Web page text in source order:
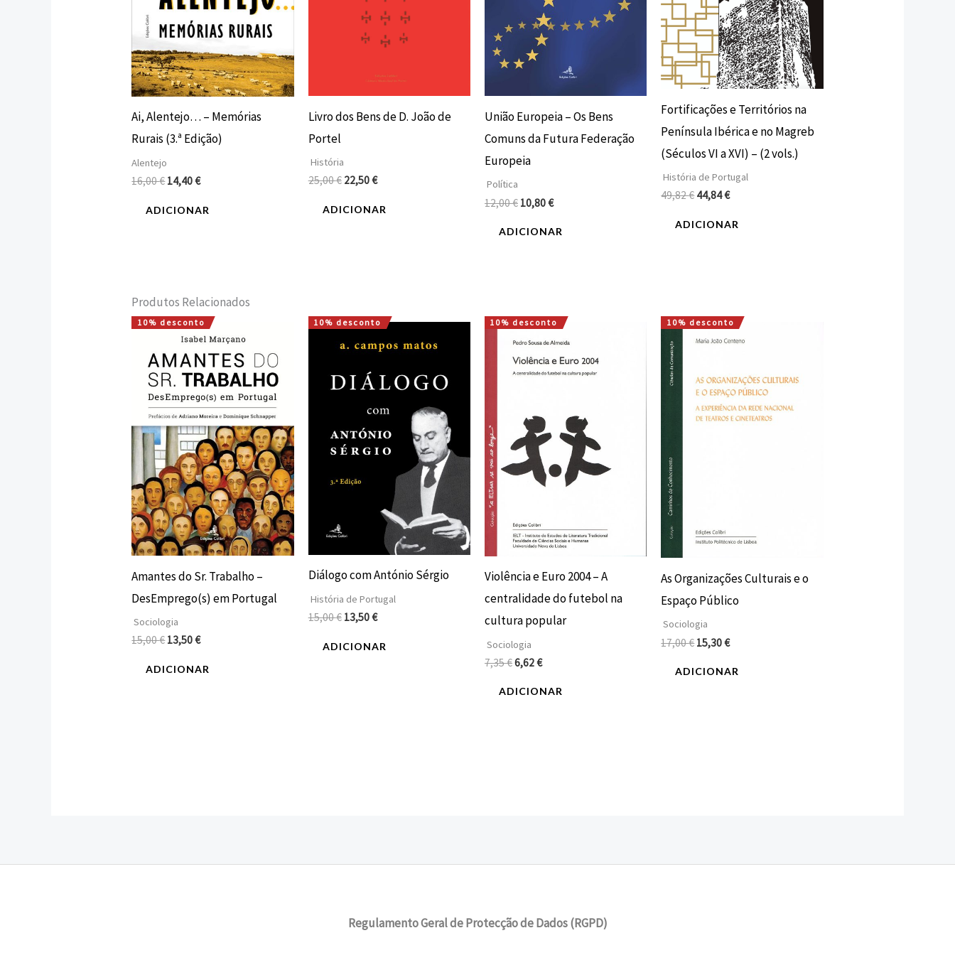
Ai, Alentejo… – Memórias
Rurais (3.ª Edição)
Alentejo
16,00€14,40€
ADICIONAR
Livro dos Bens de D. João de
Portel
História
25,00€ 22,50€
ADICIONAR
União Europeia – Os Bens
Comuns da Futura Federação
Europeia
Política
12,00€ 10,80€
ADICIONAR
Fortificações e Territórios na
Península Ibérica e no Magreb
(Séculos VI a XVI) – (2 vols.)
História de Portugal
49,82€44,84€
ADICIONAR
Produtos Relacionados
10% desconto
Amantes do Sr. Trabalho –
DesEmprego(s) em Portugal
Sociologia
15,00€
O
preço
original
era:
15,00 €.
13,50€
O
preço
atual
é:
13,50 €.
ADICIONAR
10% desconto
Diálogo com António Sérgio
História de Portugal
15,00€
O
preço
15,00 €.
13,50€
O
preço
atual
13,50 €.
ADICIONAR
10% desconto
Violência e Euro 2004 – A
centralidade do futebol na
cultura popular
Sociologia
7,35€
O
preço
original
era:
6,62€
O
preço
atual
é:
ADICIONAR
10% desconto
As Organizações Culturais e o
Espaço Público
Sociologia
17,00€
O
preço
17,00 €.
15,30€
O
preço
15,30 €.
ADICIONAR
Regulamento Geral de Protecção de Dados (RGPD)